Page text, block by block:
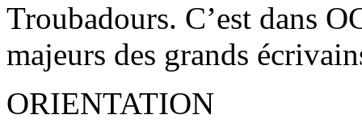
Troubadours. C’est dans
majeurs des grands
ORIENTATION